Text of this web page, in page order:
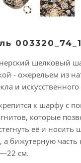
шелковый
- ожерельем из
и
к шарфу с
которые
её и носить
а бижутерную часть
см.